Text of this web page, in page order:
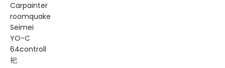
Carpainter
roomquake
Seimei
YO-C
64controll
祀